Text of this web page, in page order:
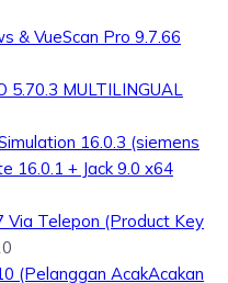
& VueScan Pro 9.7.66
5.70.3 MULTILINGUAL
16.0.3 (siemens
16.0.1 + Jack 9.0 x64
Telepon (Product Key
(Pelanggan AcakAcakan